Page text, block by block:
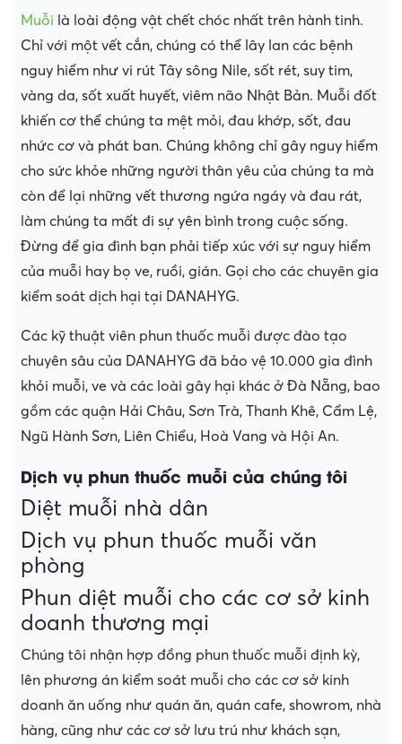
Muỗi là loài động vật chết chóc nhất trên hành tinh.
Chỉ với một vết cắn, chúng có thể lây lan các bệnh
nguy hiểm như vi rút Tây sông Nile, sốt rét, suy tim,
vàng da, sốt xuất huyết, viêm não Nhật Bản. Muỗi đốt
khiến cơ thể chúng ta mệt mỏi, đau khớp, sốt, đau
nhức cơ và phát ban. Chúng không chỉ gây nguy hiểm
cho sức khỏe những người thân yêu của chúng ta mà
còn để lại những vết thương ngứa ngáy và đau rát,
làm chúng ta mất đi sự yên bình trong cuộc sống.
Đừng để gia đình bạn phải tiếp xúc với sự nguy hiểm
của muỗi hay bọ ve, ruồi, gián. Gọi cho các chuyên gia
kiểm soát dịch hại tại DANAHYG.
Các kỹ thuật viên phun thuốc muỗi được đào tạo
chuyên sâu của DANAHYG đã bảo vệ 10.000 gia đình
khỏi muỗi, ve và các loài gây hại khác ở Đà Nẵng, bao
gồm các quận Hải Châu, Sơn Trà, Thanh Khê, Cẩm Lệ,
Ngũ Hành Sơn, Liên Chiểu, Hoà Vang và Hội An.
Dịch vụ phun thuốc muỗi của chúng tôi
Diệt muỗi nhà dân
Dịch vụ phun thuốc muỗi văn
phòng
Phun diệt muỗi cho các cơ sở kinh
doanh thương mại
Chúng tôi nhận hợp đồng phun thuốc muỗi định kỳ,
lên phương án kiểm soát muỗi cho các cơ sở kinh
doanh ăn uống như quán ăn, quán cafe, showrom, nhà
hàng, cũng như các cơ sở lưu trú như khách sạn,